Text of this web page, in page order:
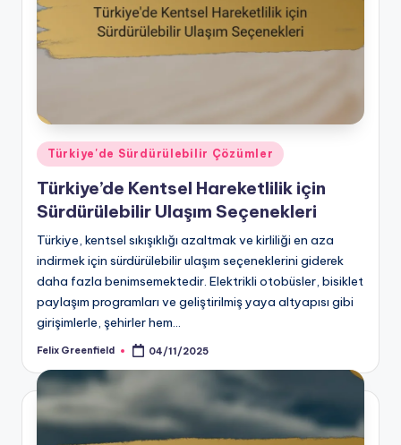
Posted
in
Türkiye'de Sürdürülebilir Çözümler
Türkiye’de Kentsel Hareketlilik için
Sürdürülebilir Ulaşım Seçenekleri
Türkiye, kentsel sıkışıklığı azaltmak ve kirliliği en aza
indirmek için sürdürülebilir ulaşım seçeneklerini giderek
daha fazla benimsemektedir. Elektrikli otobüsler, bisiklet
paylaşım programları ve geliştirilmiş yaya altyapısı gibi
girişimlerle, şehirler hem…
Posted
Felix Greenfield 04/11/2025